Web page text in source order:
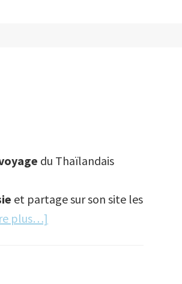
du Thaïlandais
et partage sur son site les
plus…]